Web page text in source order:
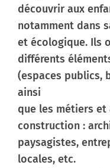
découvrir aux
notamment dans
et écologique. Ils
différents
(espaces publics,
ainsi
que les métiers
construction :
paysagistes,
locales, etc.